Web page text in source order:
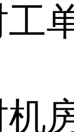
工
机